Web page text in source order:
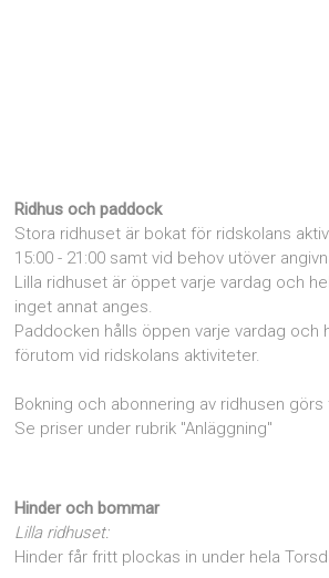
Ridhus och paddock
Stora ridhuset är bokat för ridskolans
15:00 - 21:00 samt vid behov utöver
Lilla ridhuset är öppet varje vardag och
inget annat anges.
Paddocken hålls öppen varje vardag och
förutom vid ridskolans aktiviteter.
Bokning och abonnering av ridhusen görs
Se priser under rubrik "Anläggning"
Hinder och bommar
Lilla ridhuset:
Hinder får fritt plockas in under hela